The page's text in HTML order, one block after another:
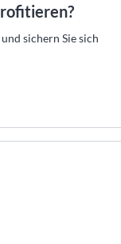
sichern Sie sich